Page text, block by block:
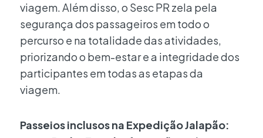
viagem. Além disso, o Sesc PR zela pela
segurança dos passageiros em todo o
percurso e na totalidade das atividades,
priorizando o bem-estar e a integridade dos
participantes em todas as etapas da
viagem.
Passeios inclusos na Expedição Jalapão: